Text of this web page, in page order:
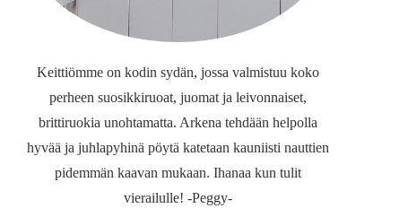
Keittiömme on kodin sydän, jossa valmistuu koko
perheen suosikkiruoat, juomat ja leivonnaiset,
brittiruokia unohtamatta. Arkena tehdään helpolla
hyvää ja juhlapyhinä pöytä katetaan kauniisti nauttien
pidemmän kaavan mukaan. Ihanaa kun tulit
vierailulle! -Peggy-